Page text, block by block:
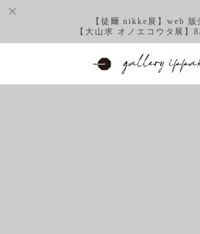
【徒爾 nikke展】web 販
【大山求 オノエコウタ展】